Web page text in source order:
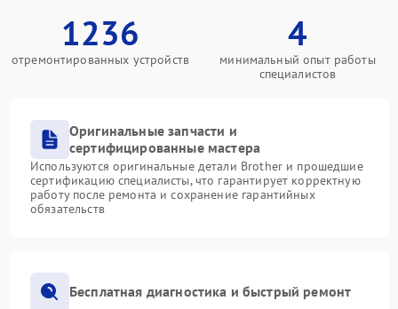
1236
отремонтированных устройств
4
минимальный опыт работы
специалистов
Оригинальные запчасти и
сертифицированные мастера
Используются оригинальные детали Brother и прошедшие
сертификацию специалисты, что гарантирует корректную
работу после ремонта и сохранение гарантийных
обязательств
Бесплатная диагностика и быстрый ремонт